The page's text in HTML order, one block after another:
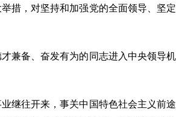
措，对坚持和加强党的全面领导、坚
备、奋发有为的同志进入中央领导
往开来，事关中国特色社会主义前